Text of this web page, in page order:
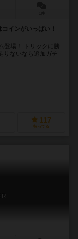
インがいっぱい！
登場！ トリックに勝
りないなら追加ガチ
117
持ってる